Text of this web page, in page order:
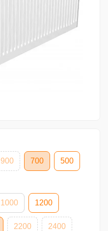
900 700 500
1000 1200
2200 2400